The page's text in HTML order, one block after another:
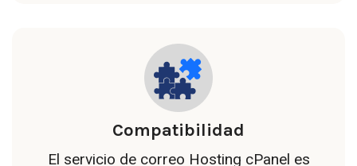
Compatibilidad
El servicio de correo Hosting cPanel es